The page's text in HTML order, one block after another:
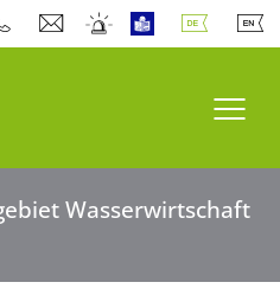
Wasserwirtschaft